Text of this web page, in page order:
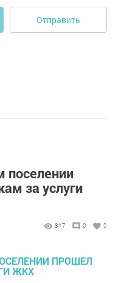
Отправить
поселении
за услуги
817 0 0